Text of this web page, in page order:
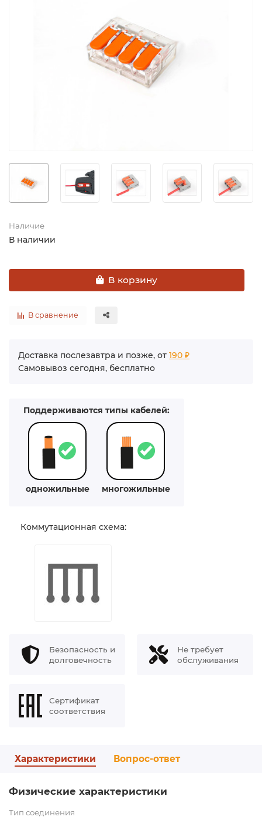
Наличие
В наличии
В корзину
В сравнение
Доставка послезавтра и позже, от 190 ₽
Самовывоз сегодня, бесплатно
Поддерживаются типы кабелей:
одножильные многожильные
Коммутационная схема:
Безопасность и
долговечность
Не требует
обслуживания
Сертификат
соответствия
Характеристики Вопрос-ответ
Физические характеристики
Тип соединения